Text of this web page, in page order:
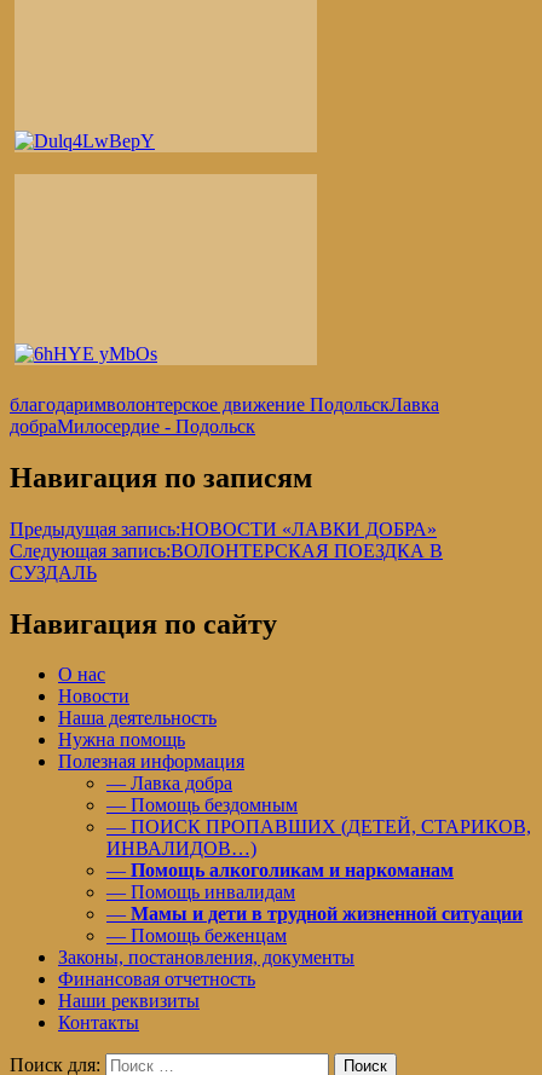
благодаримволонтерское движение ПодольскЛавка
добраМилосердие - Подольск
Навигация по записям
Предыдущая запись:НОВОСТИ «ЛАВКИ ДОБРА»
Следующая запись:ВОЛОНТЕРСКАЯ ПОЕЗДКА В
СУЗДАЛЬ
Навигация по сайту
О нас
Новости
Наша деятельность
Нужна помощь
Полезная информация
— Лавка добра
— Помощь бездомным
— ПОИСК ПРОПАВШИХ (ДЕТЕЙ, СТАРИКОВ,
ИНВАЛИДОВ…)
— Помощь алкоголикам и наркоманам
— Помощь инвалидам
— Мамы и дети в трудной жизненной ситуации
— Помощь беженцам
Законы, постановления, документы
Финансовая отчетность
Наши реквизиты
Контакты
Поиск для: Поиск